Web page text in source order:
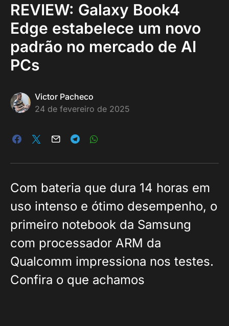
REVIEW: Galaxy Book4
Edge estabelece um novo
padrão no mercado de AI
PCs
Victor Pacheco
24 de fevereiro de 2025
Com bateria que dura 14 horas em
uso intenso e ótimo desempenho, o
primeiro notebook da Samsung
com processador ARM da
Qualcomm impressiona nos testes.
Confira o que achamos